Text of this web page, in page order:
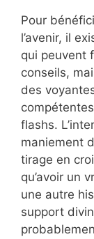
Pour
l’avenir, il
qui peuvent
conseils,
des
flashs.
maniement
tirage en
qu’avoir un
une autre
support